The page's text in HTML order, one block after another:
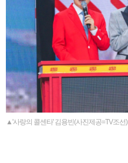
▲'사랑의 콜센타' 김용빈(사진제공=TV조선)